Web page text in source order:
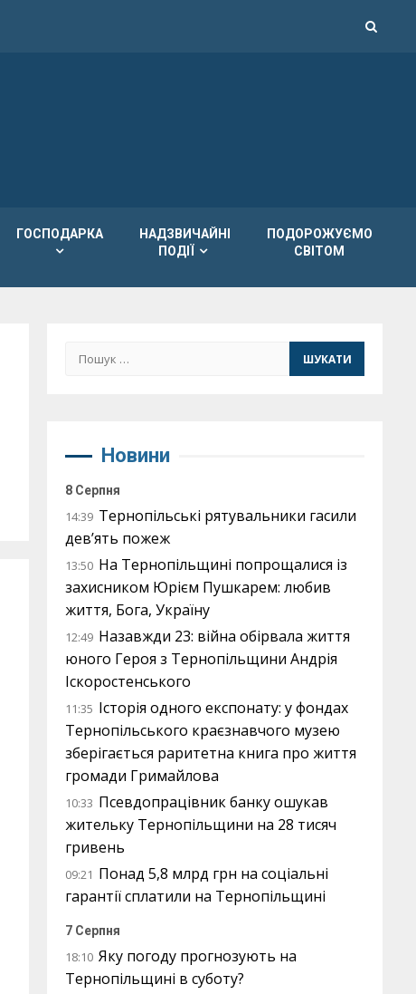
ГОСПОДАРКА
НАДЗВИЧАЙНІ
ПОДІЇ
ПОДОРОЖУЄМО
СВІТОМ
Пошук:
Новини
8 Серпня
14:39 Тернопільські рятувальники гасили
дев’ять пожеж
13:50 На Тернопільщині попрощалися із
захисником Юрієм Пушкарем: любив
життя, Бога, Україну
12:49 Назавжди 23: війна обірвала життя
юного Героя з Тернопільщини Андрія
Іскоростенського
11:35 Історія одного експонату: у фондах
Тернопільського краєзнавчого музею
зберігається раритетна книга про життя
громади Гримайлова
10:33 Псевдопрацівник банку ошукав
жительку Тернопільщини на 28 тисяч
гривень
09:21 Понад 5,8 млрд грн на соціальні
гарантії сплатили на Тернопільщині
7 Серпня
18:10 Яку погоду прогнозують на
Тернопільщині в суботу?